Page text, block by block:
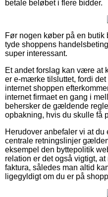
betale beløbet i flere bidder.
Før nogen køber på en butik
tyde shoppens
super interessant.
Et andet forslag kan være at
er e-mærke tilsluttet, fordi
internet shoppen
internet firmaet en gang i
behersker de gældende
opbakning, hvis du skulle få
Herudover anbefaler vi at du
centrale retningslinjer
eksempel den byttepolitik
relation er det også vigtigt,
faktura, således man altid
ligegyldigt om du er på